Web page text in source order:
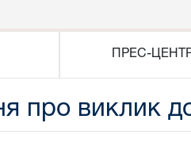
ПРЕС-
про виклик